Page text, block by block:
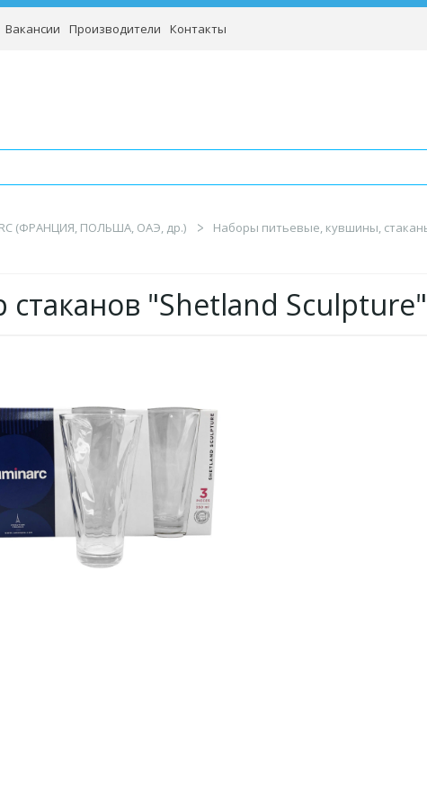
Вакансии Производители Контакты
(ФРАНЦИЯ, ПОЛЬША, ОАЭ, др.)
Наборы питьевые, кувшины,
стаканов "Shetland